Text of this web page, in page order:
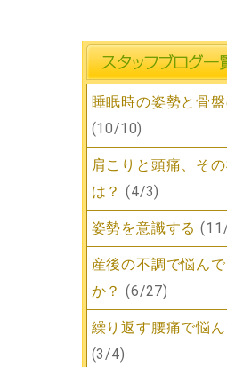
睡眠時の姿勢と骨
(10/10)
肩こりと頭痛、そ
は？ (4/3)
姿勢を意識する
産後の不調で悩ん
か？ (6/27)
繰り返す腰痛で悩
(3/4)